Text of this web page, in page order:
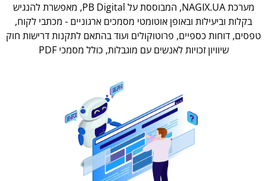
מערכת NAGIX.UA, המבוססת על PB Digital, מאפשרת להנגיש
בקלות וביעילות ובאופן אוטומטי מסמכים ארגוניים - מכתבי לקוח,
טפסים, דוחות כספיים, פרוטוקולים ועוד בהתאם לתקנות דרישות חוק
שיוויון זכויות לאנשים עם מוגבלות, כולל מסמכי PDF